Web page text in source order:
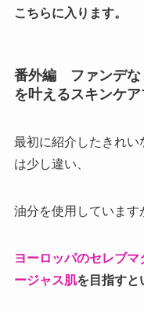
こちらに入ります。
番外編 ファンデな
を叶えるスキンケ
最初に紹介したきれい
は少し違い、
油分を使用しています
ヨーロッパのセレブ
ージャス肌を目指すと